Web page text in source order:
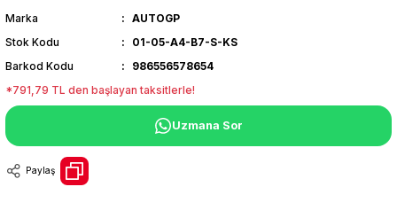
Marka
AUTOGP
Stok Kodu
01-05-A4-B7-S-KS
Barkod Kodu
986556578654
*791,79 TL den başlayan taksitlerle!
Uzmana Sor
Paylaş